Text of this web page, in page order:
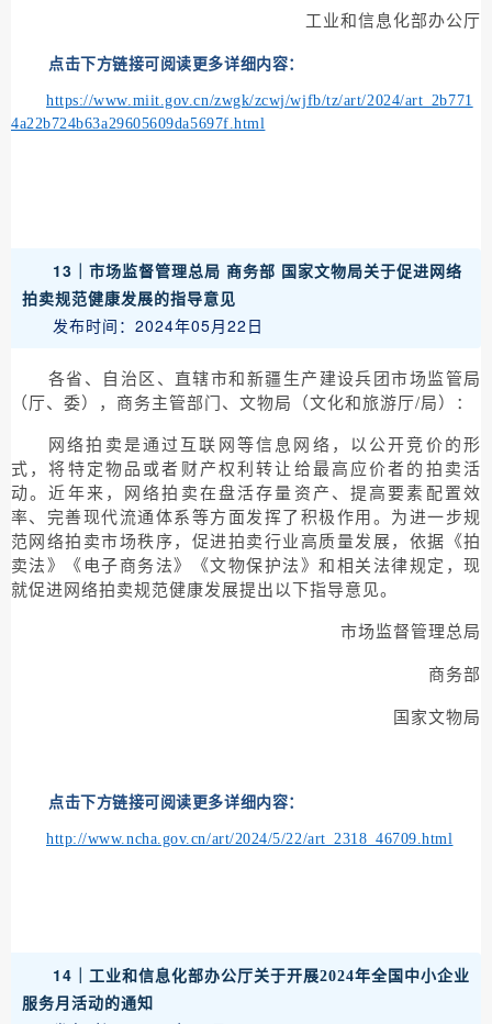
工业和信息化部办公厅
点击下方链接可阅读更多详细内容：
https://www.miit.gov.cn/zwgk/zcwj/wjfb/tz/art/2024/art_2b771
4a22b724b63a29605609da5697f.html
13｜ 市场监督管理总局 商务部 国家文物局关于促进网络
拍卖规范健康发展的指导意见
发布时间：2024年05月22日
各省、自治区、直辖市和新疆生产建设兵团市场监管局
（厅、委），商务主管部门、文物局（文化和旅游厅/局）：
网络拍卖是通过互联网等信息网络，以公开竞价的形
式，将特定物品或者财产权利转让给最高应价者的拍卖活
动。近年来，网络拍卖在盘活存量资产、提高要素配置效
率、完善现代流通体系等方面发挥了积极作用。为进一步规
范网络拍卖市场秩序，促进拍卖行业高质量发展，依据《拍
卖法》《电子商务法》《文物保护法》和相关法律规定，现
就促进网络拍卖规范健康发展提出以下指导意见。
市场监督管理总局
商务部
国家文物局
点击下方链接可阅读更多详细内容：
http://www.ncha.gov.cn/art/2024/5/22/art_2318_46709.html
14｜ 工业和信息化部办公厅关于开展2024年全国中小企业
服务月活动的通知